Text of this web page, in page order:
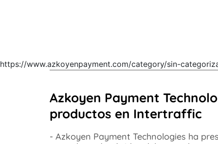
https://www.azkoyenpayment.com/category/sin-
Azkoyen Payment
productos en Intertraffic
- Azkoyen Payment Technologies ha